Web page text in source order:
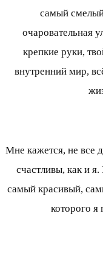
самый
очаровательная
крепкие руки,
внутренний мир,
Мне кажется, не все
счастливы, как и
самый красивый,
которого